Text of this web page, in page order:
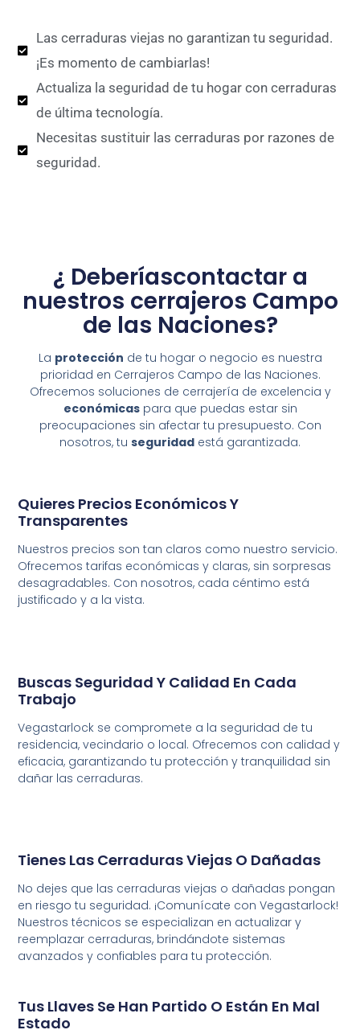
Las cerraduras viejas no garantizan tu seguridad.
¡Es momento de cambiarlas!
Actualiza la seguridad de tu hogar con cerraduras
de última tecnología.
Necesitas sustituir las cerraduras por razones de
seguridad.
¿ Deberíascontactar a
nuestros cerrajeros Campo
de las Naciones?
La protección de tu hogar o negocio es nuestra
prioridad en Cerrajeros Campo de las Naciones.
Ofrecemos soluciones de cerrajería de excelencia y
económicaspara que puedas estar sin
preocupaciones sin afectar tu presupuesto. Con
nosotros, tu seguridad está garantizada.
Quieres Precios Económicos Y
Transparentes
Nuestros precios son tan claros como nuestro servicio.
Ofrecemos tarifas económicas y claras, sin sorpresas
desagradables. Con nosotros, cada céntimo está
justificado y a la vista.
Buscas Seguridad Y Calidad En Cada
Trabajo
Vegastarlock se compromete a la seguridad de tu
residencia, vecindario o local. Ofrecemos con calidad y
eficacia, garantizando tu protección y tranquilidad sin
dañar las cerraduras.
Tienes Las Cerraduras Viejas O Dañadas
No dejes que las cerraduras viejas o dañadas pongan
en riesgotu seguridad. ¡Comunícate con Vegastarlock!
Nuestros técnicos se especializan en actualizar y
reemplazar cerraduras, brindándote sistemas
avanzados y confiables para tu protección.
Tus Llaves Se Han Partido O Están En Mal
Estado